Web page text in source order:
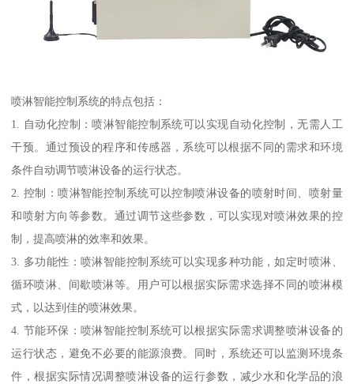
喷淋智能控制系统的特点包括：
1. 自动化控制：喷淋智能控制系统可以实现自动化控制，无需人工
干预。通过预设的程序和传感器，系统可以根据不同的需求和环境
条件自动调节喷淋设备的运行状态。
2. 控制：喷淋智能控制系统可以控制喷淋设备的喷射时间、喷射量
和喷射方向等参数。通过调节这些参数，可以实现对喷淋效果的控
制，提高喷淋的效率和效果。
3. 多功能性：喷淋智能控制系统可以实现多种功能，如定时喷淋、
循环喷淋、间歇喷淋等。用户可以根据实际需求选择不同的喷淋模
式，以达到佳的喷淋效果。
4. 节能环保：喷淋智能控制系统可以根据实际需求调整喷淋设备的
运行状态，避免不必要的能源浪费。同时，系统还可以监测环境条
件，根据实际情况调整喷淋设备的运行参数，减少水和化学品的浪